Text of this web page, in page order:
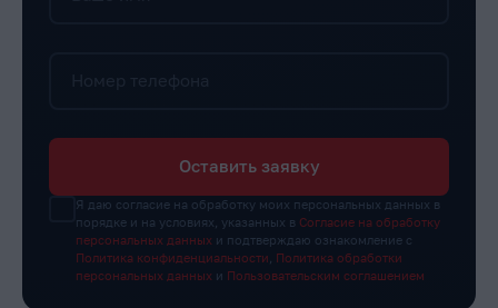
Оставить заявку
Я даю согласие на обработку моих персональных данных в
порядке и на условиях, указанных в Согласие на обработку
персональных данных и подтверждаю ознакомление с
Политика конфиденциальности
Политика обработки
персональных данных и Пользовательским соглашением